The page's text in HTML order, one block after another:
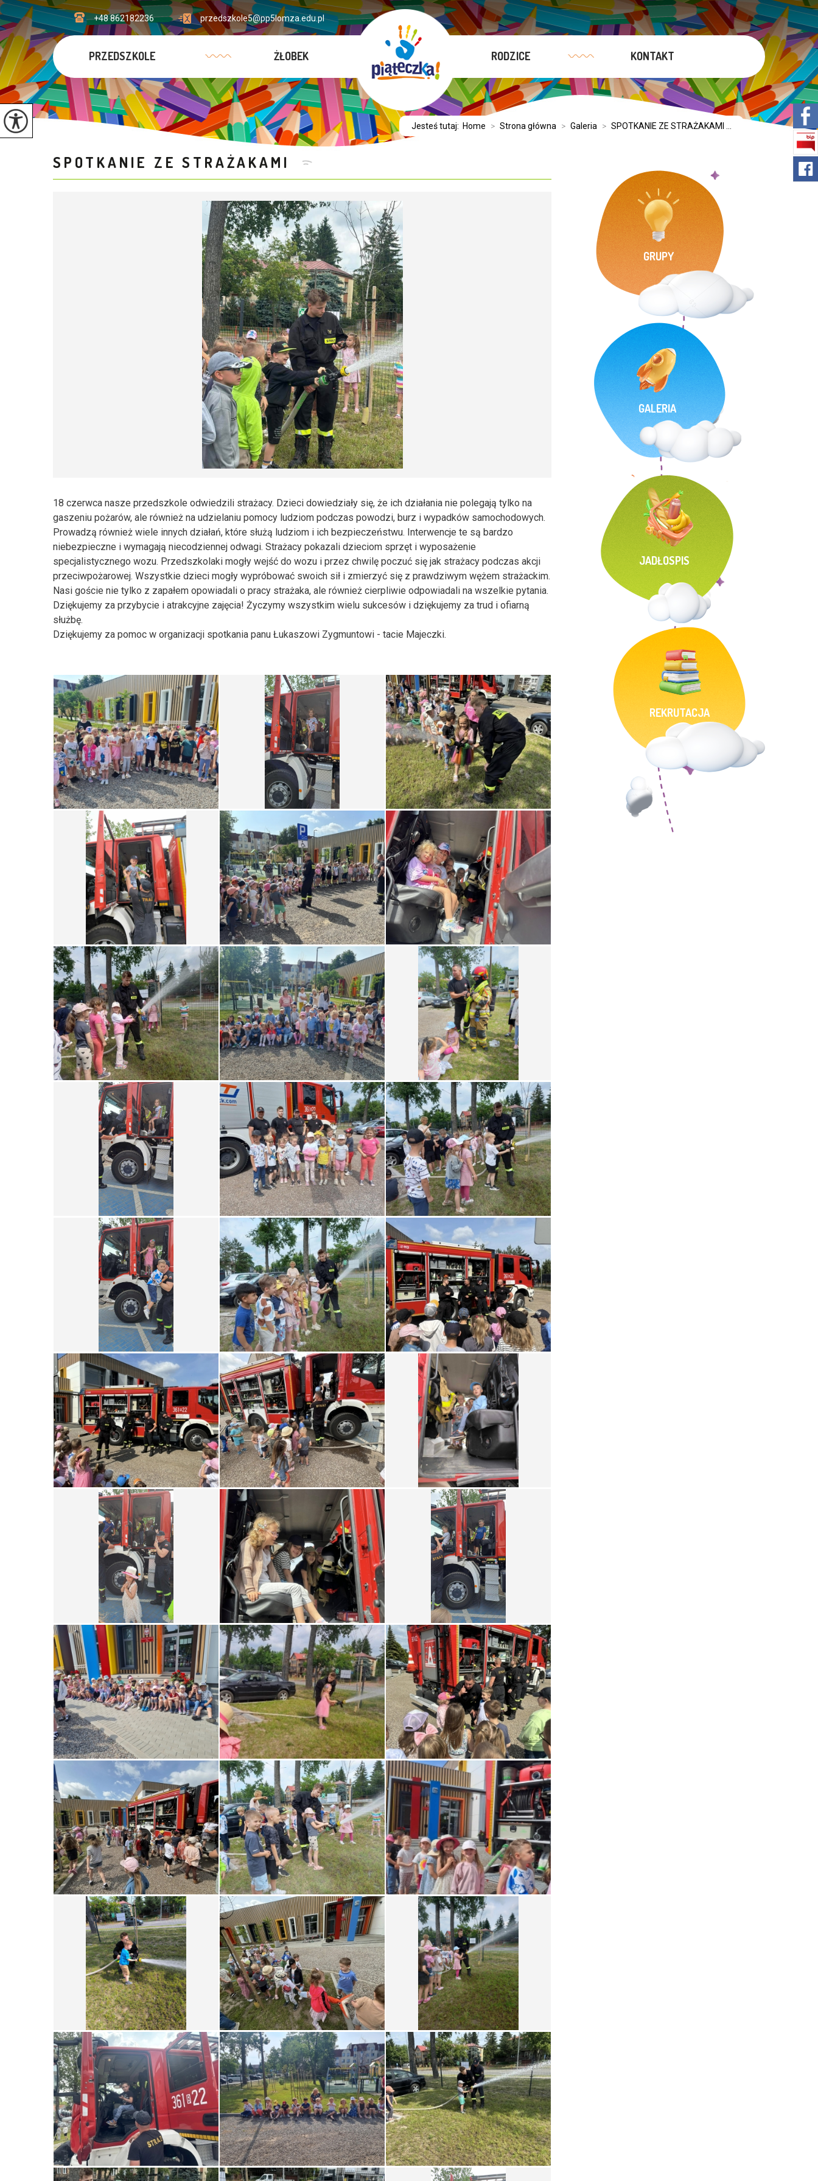
przedszkole5@pp5lomza.edu.pl
+48 862182236
PRZEDSZKOLE ŻŁOBEK RODZICE KONTAKT
Jesteś tutaj: Home > Strona główna > Galeria > SPOTKANIE ZE STRAŻAKAMI ...
SPOTKANIE ZE STRAŻAKAMI
18 czerwca nasze przedszkole odwiedzili strażacy. Dzieci dowiedziały się, że ich działania nie polegają tylko na
gaszeniu pożarów, ale również na udzielaniu pomocy ludziom podczas powodzi, burz i wypadków samochodowych.
Prowadzą również wiele innych działań, które służą ludziom i ich bezpieczeństwu. Interwencje te są bardzo
niebezpieczne i wymagają niecodziennej odwagi. Strażacy pokazali dzieciom sprzęt i wyposażenie
specjalistycznego wozu. Przedszkolaki mogły wejść do wozu i przez chwilę poczuć się jak strażacy podczas akcji
przeciwpożarowej. Wszystkie dzieci mogły wypróbować swoich sił i zmierzyć się z prawdziwym wężem strażackim.
Nasi goście nie tylko z zapałem opowiadali o pracy strażaka, ale również cierpliwie odpowiadali na wszelkie pytania.
Dziękujemy za przybycie i atrakcyjne zajęcia! Życzymy wszystkim wielu sukcesów i dziękujemy za trud i ofiarną
służbę.
Dziękujemy za pomoc w organizacji spotkania panu Łukaszowi Zygmuntowi - tacie Majeczki.
GRUPY
GALERIA
JADŁOSPIS
REKRUTACJA